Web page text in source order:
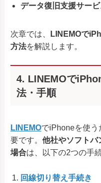
データ復旧支援サービ
次章では、
LINEMOで
方法を解説します。
4. LINEMOで
法・手順
LINEMOでiPhoneを使
要です。 他社やソフトバ
場合は、以下の2つの手
回線切り替え手続き